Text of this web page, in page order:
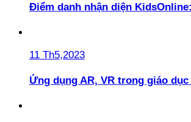
Điểm danh nhận diện
11 Th5,2023
Ứng dụng AR, VR trong giáo